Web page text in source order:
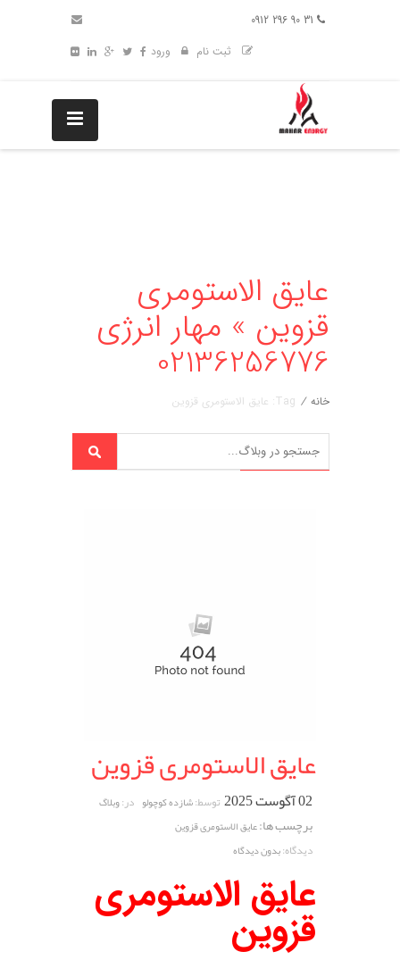
ثبت نام
ورود
عایق الاستومری
قزوین » مهار انرژی
02136256776
خانه / Tag: عایق الاستومری قزوین
عایق الاستومری قزوین
02 آگوست 2025 توسط:شازده کوچولو در:وبلاگ
برچسب ها:عایق الاستومری قزوین
دیدگاه:بدون دیدگاه
عایق الاستومری
قزوین